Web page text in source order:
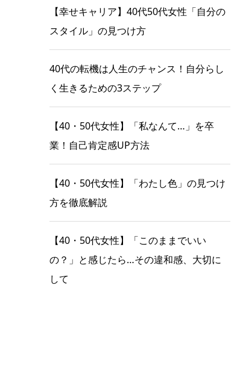
【幸せキャリア】40代50代女性「自分の
スタイル」の見つけ方
40代の転機は人生のチャンス！自分らし
く生きるための3ステップ
【40・50代女性】「私なんて…」を卒
業！自己肯定感UP方法
【40・50代女性】「わたし色」の見つけ
方を徹底解説
【40・50代女性】「このままでいい
の？」と感じたら…その違和感、大切に
して